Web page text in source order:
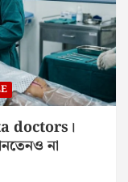
doctors।
না